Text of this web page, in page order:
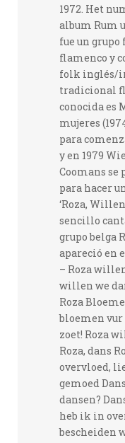
1972. Het
album Rum
fue un grupo
flamenco y
folk inglés/
tradicional
conocida es
mujeres
para
y en 1979
Coomans se
para hacer
‘Roza,
sencillo
grupo belga
apareció en
– Roza
willen we
Roza
bloemen vur
zoet! Roza
Roza, dans
overvloed,
gemoed
dansen?
heb ik in
bescheiden